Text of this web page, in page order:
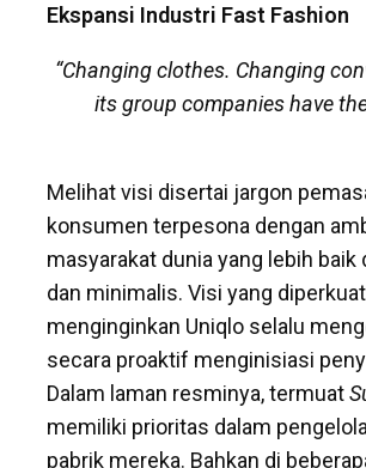
Ekspansi Industri Fast Fashion
“Changing clothes. Changing
its group companies have
Melihat visi disertai jargon
konsumen terpesona dengan
masyarakat dunia yang lebih
dan minimalis. Visi yang
menginginkan Uniqlo selalu
secara proaktif menginisiasi
Dalam laman resminya, termuat
memiliki prioritas dalam
pabrik mereka. Bahkan di